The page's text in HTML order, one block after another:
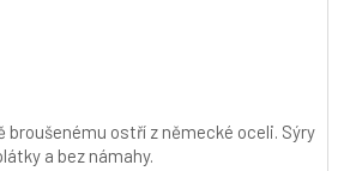
broušenému ostří z německé oceli. Sýry
a bez námahy.